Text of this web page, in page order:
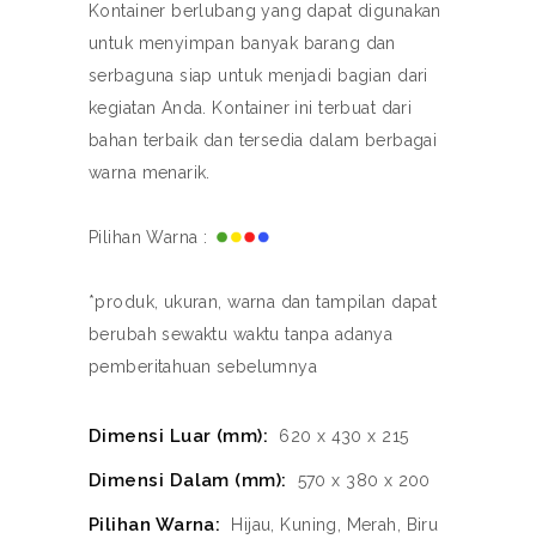
Kontainer berlubang yang dapat digunakan
untuk menyimpan banyak barang dan
serbaguna siap untuk menjadi bagian dari
kegiatan Anda. Kontainer ini terbuat dari
bahan terbaik dan tersedia dalam berbagai
warna menarik.
Pilihan Warna :
*produk, ukuran, warna dan tampilan dapat
berubah sewaktu waktu tanpa adanya
pemberitahuan sebelumnya
Dimensi Luar (mm): 620 x 430 x 215
Dimensi Dalam (mm): 570 x 380 x 200
Pilihan Warna: Hijau, Kuning, Merah, Biru